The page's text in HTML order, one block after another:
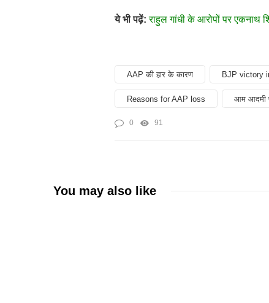
ये भी पढ़ें: राहुल गांधी के आरोपों पर एकनाथ
AAP की हार के कारण BJP victory
Reasons for AAP loss आम आदमी
0 91
You may also like